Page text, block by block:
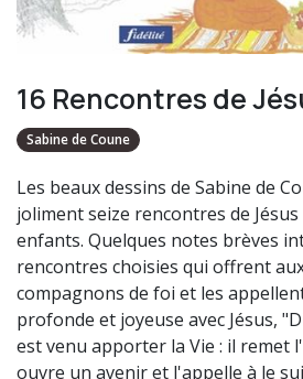
16 Rencontres de
Sabine de Coune
Les beaux dessins de Sabine de
joliment seize rencontres de
enfants. Quelques notes brèves
rencontres choisies qui offrent
compagnons de foi et les
profonde et joyeuse avec Jésus,
est venu apporter la Vie : il remet
ouvre un avenir et l'appelle à le